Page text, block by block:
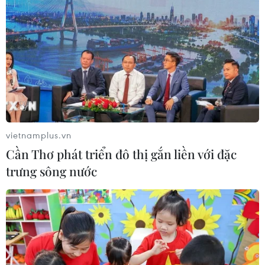
Gỡ khó khăn triển khai dự án trọng
điểm quốc gia hồ Ka Pét
07/08/2026 11:24
Indonesia nỗ lực khống chế cháy
rừng tại Vườn Quốc gia Núi Bromo
07/08/2026 10:56
Thụy Sĩ khó đạt mục tiêu giảm phát
thải khí nhà kính vào năm 2030
07/08/2026 09:42
vietnamplus.vn
Cần Thơ phát triển đô thị gắn liền với đặc
trưng sông nước